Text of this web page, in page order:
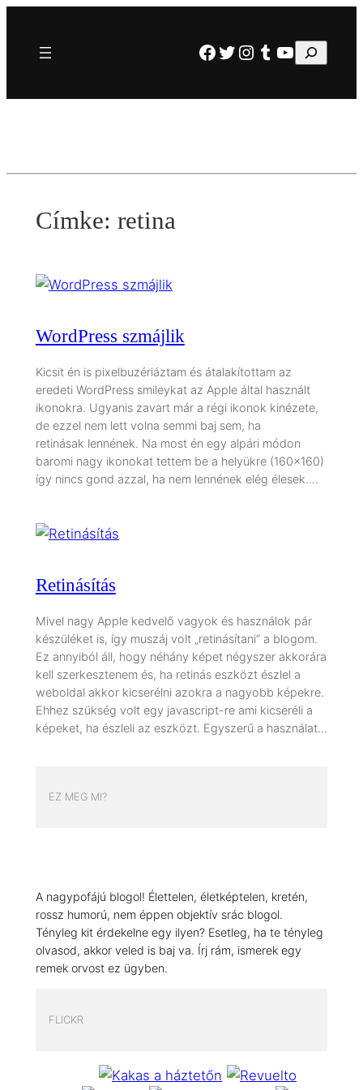
tartalomhoz
Facebook
Twitter
Instagram
Tumblr
YouTube
Keresés
Címke: retina
WordPress szmájlik
Kicsit én is pixelbuzériáztam és átalakítottam az
eredeti WordPress smileykat az Apple által használt
ikonokra. Ugyanis zavart már a régi ikonok kinézete,
de ezzel nem lett volna semmi baj sem, ha
retinásak lennének. Na most én egy alpári módon
baromi nagy ikonokat tettem be a helyükre (160×160)
így nincs gond azzal, ha nem lennének elég élesek.…
Retinásítás
Mivel nagy Apple kedvelő vagyok és használok pár
készüléket is, így muszáj volt „retinásítani” a blogom.
Ez annyiból áll, hogy néhány képet négyszer akkorára
kell szerkesztenem és, ha retinás eszközt észlel a
weboldal akkor kicserélni azokra a nagyobb képekre.
Ehhez szükség volt egy javascript-re ami kicseréli a
képeket, ha észleli az eszközt. Egyszerű a használat…
EZ MEG MI?
A nagypofájú blogol! Élettelen, életképtelen, kretén,
rossz humorú, nem éppen objektív srác blogol.
Tényleg kit érdekelne egy ilyen? Esetleg, ha te tényleg
olvasod, akkor veled is baj va. Írj rám, ismerek egy
remek orvost ez ügyben.
FLICKR